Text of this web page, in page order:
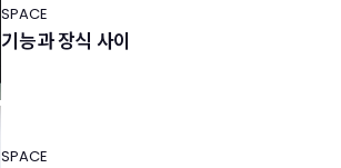
SPACE
기능과 장식 사이
SPACE